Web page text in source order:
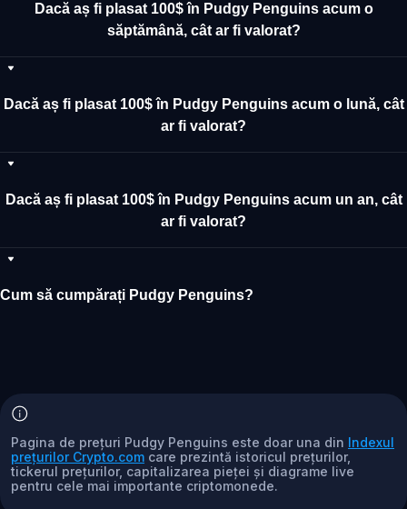
Dacă aș fi plasat 100$ în Pudgy Penguins acum o
săptămână, cât ar fi valorat?
Dacă aș fi plasat 100$ în Pudgy Penguins acum o lună, cât
ar fi valorat?
Dacă aș fi plasat 100$ în Pudgy Penguins acum un an, cât
ar fi valorat?
Cum să cumpărați Pudgy Penguins?
Pagina de prețuri Pudgy Penguins este doar una din Indexul
prețurilor Crypto.com care prezintă istoricul prețurilor,
tickerul prețurilor, capitalizarea pieței și diagrame live
pentru cele mai importante criptomonede.